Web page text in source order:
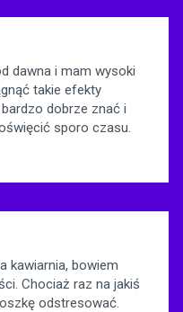
dawna i mam wysoki
takie efekty
dobrze znać i
sporo czasu.
kawiarnia, bowiem
Chociaż raz na jakiś
odstresować.